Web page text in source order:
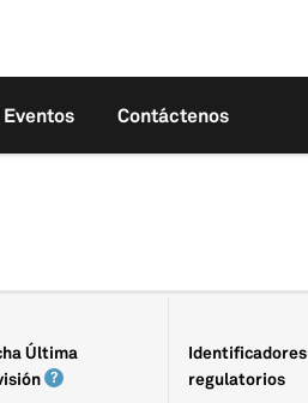
Eventos Contáctenos
Última
Identifica­dores
regulatorios